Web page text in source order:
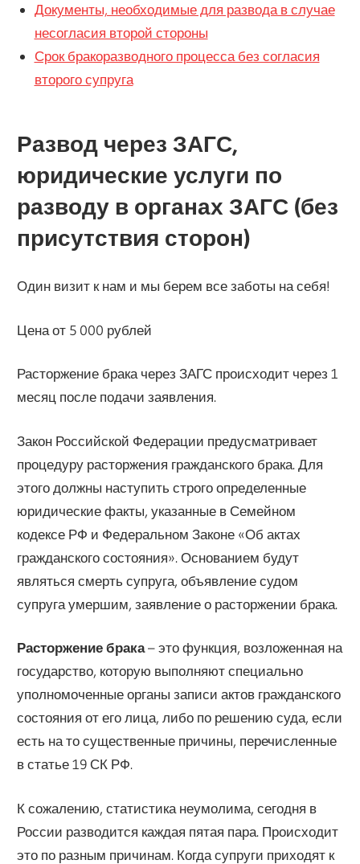
Документы, необходимые для развода в случае
несогласия второй стороны
Срок бракоразводного процесса без согласия
второго супруга
Развод через ЗАГС,
юридические услуги по
разводу в органах ЗАГС (без
присутствия сторон)
Один визит к нам и мы берем все заботы на себя!
Цена от 5 000 рублей
Расторжение брака через ЗАГС происходит через 1
месяц после подачи заявления.
Закон Российской Федерации предусматривает
процедуру расторжения гражданского брака. Для
этого должны наступить строго определенные
юридические факты, указанные в Семейном
кодексе РФ и Федеральном Законе «Об актах
гражданского состояния». Основанием будут
являться смерть супруга, объявление судом
супруга умершим, заявление о расторжении брака.
Расторжение брака– это функция, возложенная на
государство, которую выполняют специально
уполномоченные органы записи актов гражданского
состояния от его лица, либо по решению суда, если
есть на то существенные причины, перечисленные
в статье 19 СК РФ.
К сожалению, статистика неумолима, сегодня в
России разводится каждая пятая пара. Происходит
это по разным причинам. Когда супруги приходят к